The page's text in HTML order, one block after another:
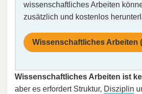
wissenschaftliches Arbeiten
zusätzlich und kostenlos
Wissenschaftliches Arbeiten
Wissenschaftliches Arbeiten ist
aber es erfordert Struktur, Disziplin